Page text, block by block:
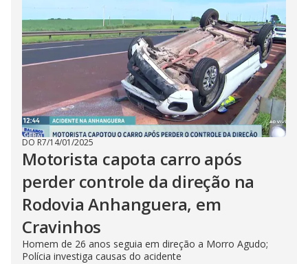
DO R7/14/01/2025
Motorista capota carro após
perder controle da direção na
Rodovia Anhanguera, em
Cravinhos
Homem de 26 anos seguia em direção a Morro Agudo;
Polícia investiga causas do acidente